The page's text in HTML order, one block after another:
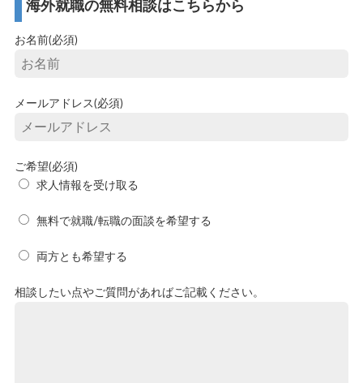
海外就職の無料相談はこちらから
お名前(必須)
メールアドレス(必須)
ご希望(必須)
求人情報を受け取る
無料で就職/転職の面談を希望する
両方とも希望する
相談したい点やご質問があればご記載ください。